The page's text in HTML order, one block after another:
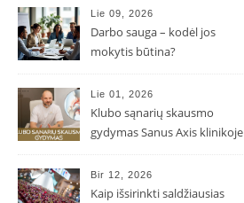
Lie 09, 2026
Darbo sauga – kodėl jos
mokytis būtina?
Lie 01, 2026
Klubo sąnarių skausmo
gydymas Sanus Axis klinikoje
Bir 12, 2026
Kaip išsirinkti saldžiausias